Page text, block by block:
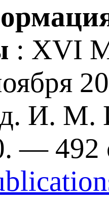
: XVI
И. М.
— 492